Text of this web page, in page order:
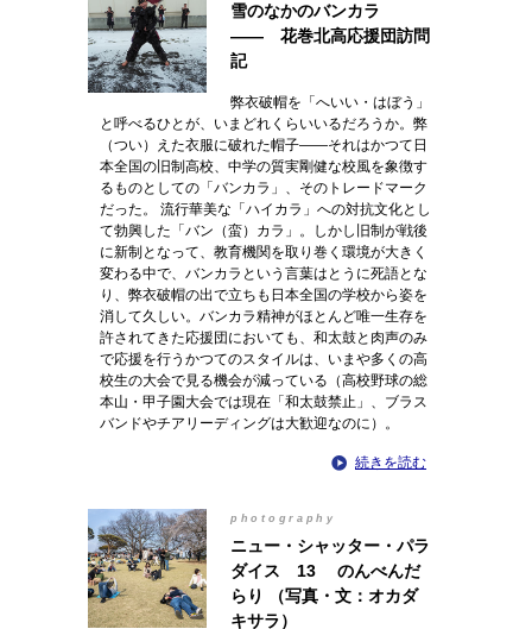
雪のなかのバンカラ
―― 花巻北高応援団訪問
記
弊衣破帽を「へいい・はぼう」
と呼べるひとが、いまどれくらいいるだろうか。弊
（つい）えた衣服に破れた帽子――それはかつて日
本全国の旧制高校、中学の質実剛健な校風を象徴す
るものとしての「バンカラ」、そのトレードマーク
だった。 流行華美な「ハイカラ」への対抗文化とし
て勃興した「バン（蛮）カラ」。しかし旧制が戦後
に新制となって、教育機関を取り巻く環境が大きく
変わる中で、バンカラという言葉はとうに死語とな
り、弊衣破帽の出で立ちも日本全国の学校から姿を
消して久しい。バンカラ精神がほとんど唯一生存を
許されてきた応援団においても、和太鼓と肉声のみ
で応援を行うかつてのスタイルは、いまや多くの高
校生の大会で見る機会が減っている（高校野球の総
本山・甲子園大会では現在「和太鼓禁止」、ブラス
バンドやチアリーディングは大歓迎なのに）。
続きを読む
photography
ニュー・シャッター・パラ
ダイス 13 のんべんだ
らり （写真・文：オカダ
キサラ）